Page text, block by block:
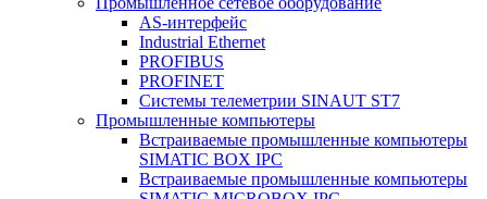
AS-интерфейс
Industrial Ethernet
PROFIBUS
PROFINET
Системы телеметрии SINAUT ST7
Промышленные компьютеры
Встраиваемые промышленные компьютеры
SIMATIC BOX IPC
Встраиваемые промышленные компьютеры